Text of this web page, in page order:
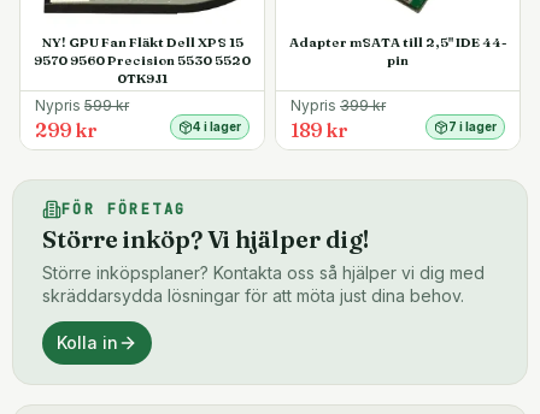
NY! GPU Fan Fläkt Dell XPS 15
9570 9560 Precision 5530 5520
0TK9J1
Nypris 599kr
299 kr 4 i lager
Adapter mSATA till 2,5" IDE 44-
pin
Nypris 399kr
189 kr 7 i lager
FÖR FÖRETAG
Större inköp? Vi hjälper dig!
Större inköpsplaner? Kontakta oss så hjälper vi dig med
skräddarsydda lösningar för att möta just dina behov.
Kolla in